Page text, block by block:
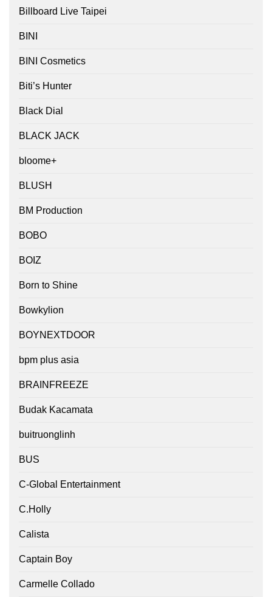
Billboard Live Taipei
BINI
BINI Cosmetics
Biti’s Hunter
Black Dial
BLACK JACK
bloome+
BLUSH
BM Production
BOBO
BOIZ
Born to Shine
Bowkylion
BOYNEXTDOOR
bpm plus asia
BRAINFREEZE
Budak Kacamata
buitruonglinh
BUS
C-Global Entertainment
C.Holly
Calista
Captain Boy
Carmelle Collado